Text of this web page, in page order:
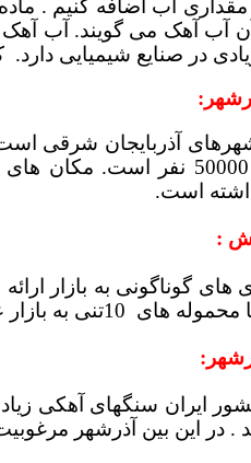
مقداری آب اضافه کنیم .
آب آهک می گویند. آب آهک
در صنایع شیمیایی
آذربایجان شرقی
این شهر بالغ بر
است.
:
به بازار عرضه نمود.
ایران سنگهای آهکی
. در این بین آذرشهر